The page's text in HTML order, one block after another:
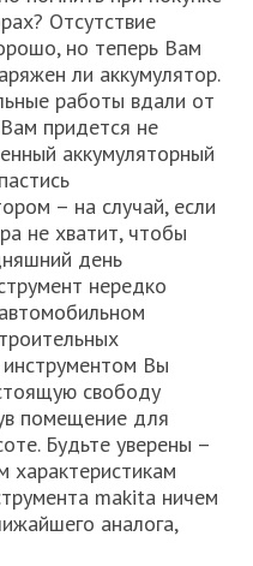
Отсутствие
но теперь Вам
ли аккумулятор.
работы вдали от
придется не
аккумуляторный
– на случай, если
не хватит, чтобы
день
нередко
Вы
свободу
помещение для
Будьте уверены –
характеристикам
makita ничем
аналога,